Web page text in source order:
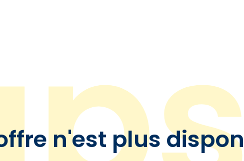
n'est plus